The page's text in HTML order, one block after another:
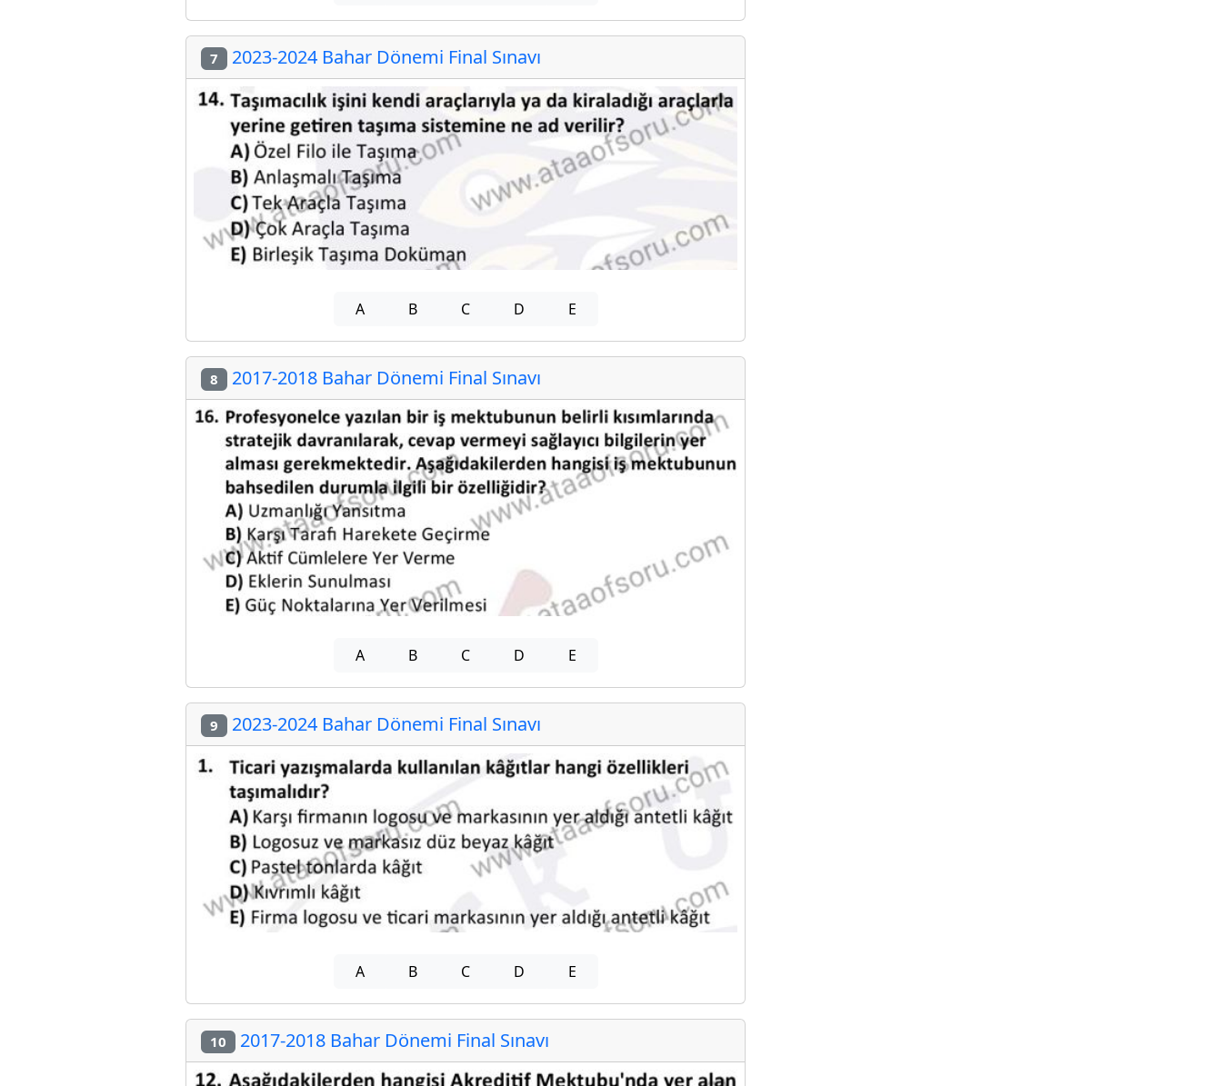
7 2023-2024 Bahar Dönemi Final Sınavı
A B C D E
8 2017-2018 Bahar Dönemi Final Sınavı
A B C D E
9 2023-2024 Bahar Dönemi Final Sınavı
A B C D E
10 2017-2018 Bahar Dönemi Final Sınavı